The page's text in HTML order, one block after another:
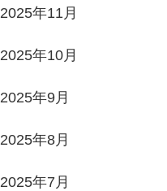
2025年11月
2025年10月
2025年9月
2025年8月
2025年7月